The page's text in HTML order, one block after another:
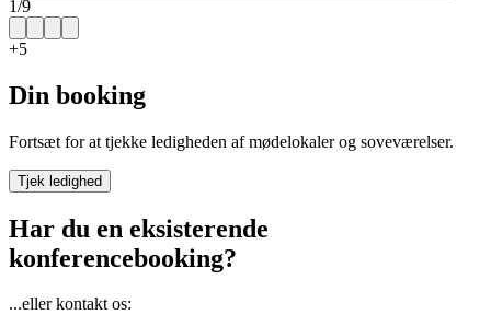
1/9
+5
Din booking
Fortsæt for at tjekke ledigheden af mødelokaler og soveværelser.
Tjek ledighed
Har du en eksisterende
konferencebooking?
...eller kontakt os: